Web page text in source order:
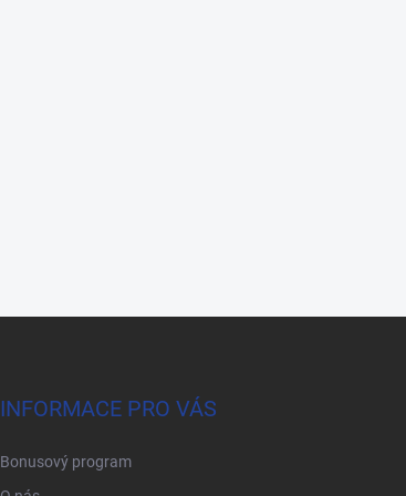
INFORMACE PRO VÁS
Bonusový program